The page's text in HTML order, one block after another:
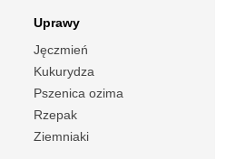
Uprawy
Jęczmień
Kukurydza
Pszenica ozima
Rzepak
Ziemniaki